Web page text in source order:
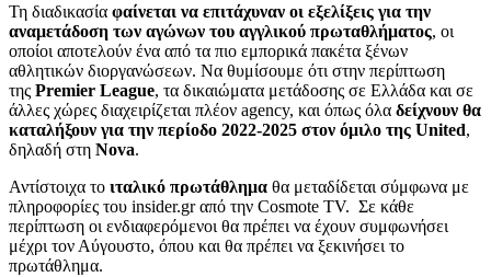
Τη διαδικασία φαίνεται να επιτάχυναν οι εξελίξεις για την
αναμετάδοση των αγώνων του αγγλικού πρωταθλήματος, οι
οποίοι αποτελούν ένα από τα πιο εμπορικά πακέτα ξένων
αθλητικών διοργανώσεων. Να θυμίσουμε ότι στην περίπτωση
της Premier League, τα δικαιώματα μετάδοσης σε Ελλάδα και σε
άλλες χώρες διαχειρίζεται πλέον agency, και όπως όλα δείχνουν θα
καταλήξουν για την περίοδο 2022-2025 στον όμιλο της United,
δηλαδή στη Nova.
Αντίστοιχα το ιταλικό πρωτάθλημα θα μεταδίδεται σύμφωνα με
πληροφορίες του insider.gr από την Cosmote TV. Σε κάθε
περίπτωση οι ενδιαφερόμενοι θα πρέπει να έχουν συμφωνήσει
μέχρι τον Αύγουστο, όπου και θα πρέπει να ξεκινήσει το
πρωτάθλημα.